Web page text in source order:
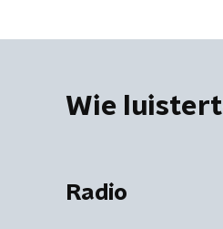
Wie luistert
Radio